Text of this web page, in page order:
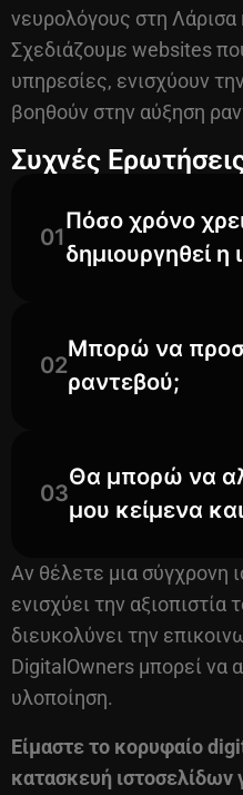
νευρολόγους στη Λάρισα
Σχεδιάζουμε websites
υπηρεσίες, ενισχύουν
βοηθούν στην αύξηση
Συχνές
01
Πόσο χρόνο
δημιουργηθεί η
02
Μπορώ να
ραντεβού;
03
Θα μπορώ να
μου κείμενα
Αν θέλετε μια σύγχρονη
ενισχύει την αξιοπιστία
διευκολύνει την
DigitalOwners μπορεί να
υλοποίηση.
Είμαστε το κορυφαίο
κατασκευή ιστοσελίδων